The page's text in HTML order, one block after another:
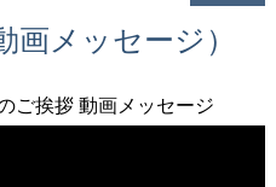
画メッセージ）
ご挨拶 動画メッセージ